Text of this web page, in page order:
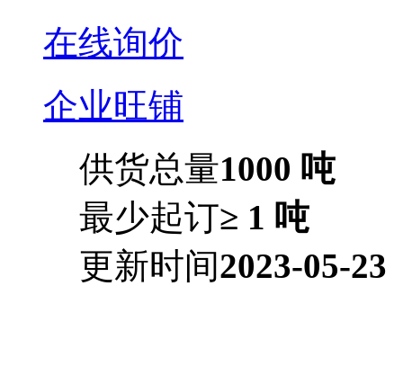
在线询价
企业旺铺
供货总量1000 吨
最少起订≥ 1 吨
更新时间2023-05-23